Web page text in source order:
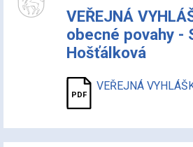
VEŘEJNÁ
obecné povahy -
Hošťálková
VEŘEJNÁ